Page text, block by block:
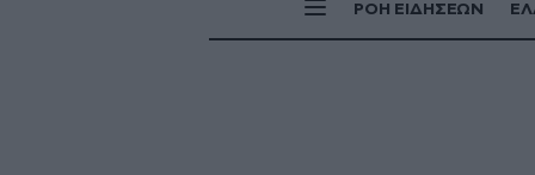
ΡΟΗ ΕΙΔΗΣΕΩΝ